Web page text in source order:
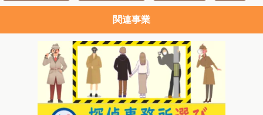
関連事業